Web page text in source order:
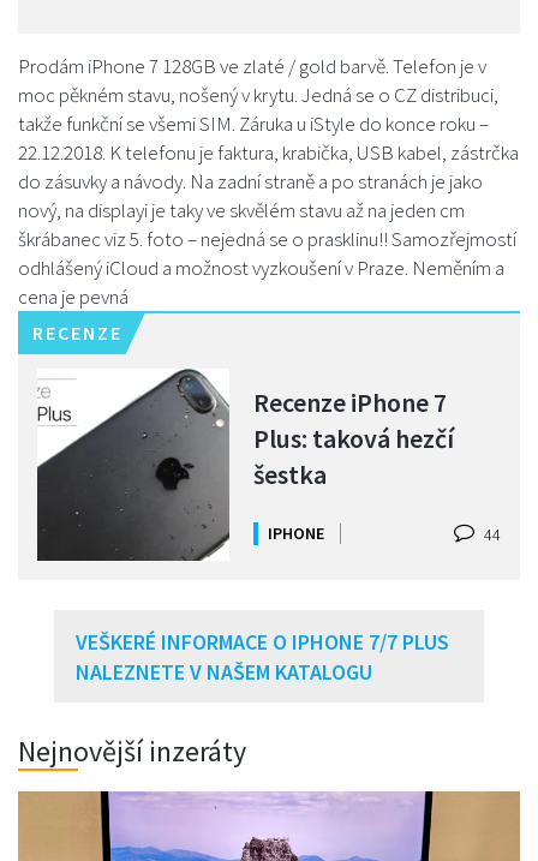
Prodám iPhone 7 128GB ve zlaté / gold barvě. Telefon je v
moc pěkném stavu, nošený v krytu. Jedná se o CZ distribuci,
takže funkční se všemi SIM. Záruka u iStyle do konce roku –
22.12.2018. K telefonu je faktura, krabička, USB kabel, zástrčka
do zásuvky a návody. Na zadní straně a po stranách je jako
nový, na displayi je taky ve skvělém stavu až na jeden cm
škrábanec viz 5. foto – nejedná se o prasklinu!! Samozřejmostí
odhlášený iCloud a možnost vyzkoušení v Praze. Neměním a
cena je pevná
RECENZE
Recenze iPhone 7
Plus: taková hezčí
šestka
IPHONE 44
VEŠKERÉ INFORMACE O IPHONE 7/7 PLUS
NALEZNETE V NAŠEM KATALOGU
Nejnovější inzeráty